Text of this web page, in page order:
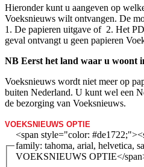
Hieronder kunt u aangeven op
Voeksnieuws wilt ontvangen. De
1. De papieren uitgave of 2. Het
geval ontvangt u geen papieren
NB Eerst het land waar u woont
Voeksnieuws wordt niet meer op
buiten Nederland. U kunt wel een
de bezorging van Voeksnieuws.
VOEKSNIEUWS OPTIE
<span style="color:
family: tahoma, arial, helvetica,
VOEKSNIEUWS OPTIE</